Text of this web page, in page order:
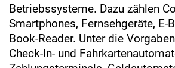
Betriebssysteme. Dazu zählen
Smartphones, Fernsehgeräte, E-
Book-Reader. Unter die
Check-In- und